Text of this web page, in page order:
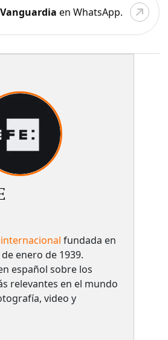
Vanguardia en WhatsApp.
fundada en
enero de 1939.
español sobre los
relevantes en el mundo
video y